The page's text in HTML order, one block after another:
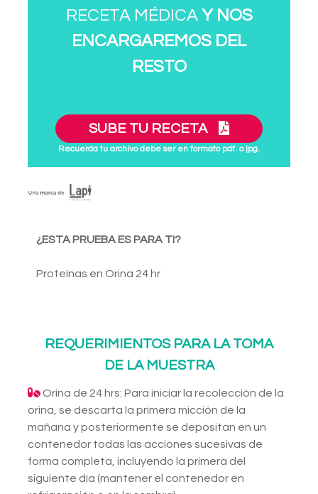
RECETA MÉDICA Y NOS
ENCARGAREMOS DEL
RESTO
SUBE TU RECETA
Recuerda tu archivo debe ser en formato pdf. o jpg.
¿ESTA PRUEBA ES PARA TI?
Proteínas en Orina 24 hr
REQUERIMIENTOS PARA LA TOMA
DE LA MUESTRA
Orina de 24 hrs: Para iniciar la recolección de la
orina, se descarta la primera micción de la
mañana y posteriormente se depositan en un
contenedor todas las acciones sucesivas de
forma completa, incluyendo la primera del
siguiente día (mantener el contenedor en